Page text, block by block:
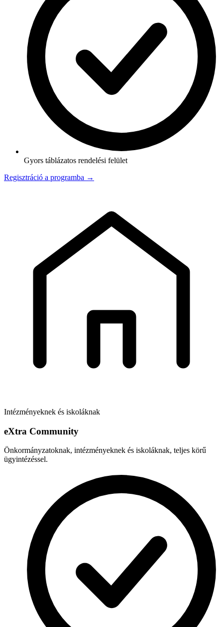
Gyors táblázatos rendelési felület
Regisztráció a programba →
Intézményeknek és iskoláknak
eXtra Community
Önkormányzatoknak, intézményeknek és iskoláknak, teljes körű
ügyintézéssel.